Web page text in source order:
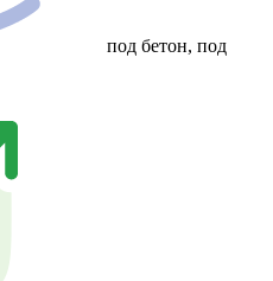
под бетон, под